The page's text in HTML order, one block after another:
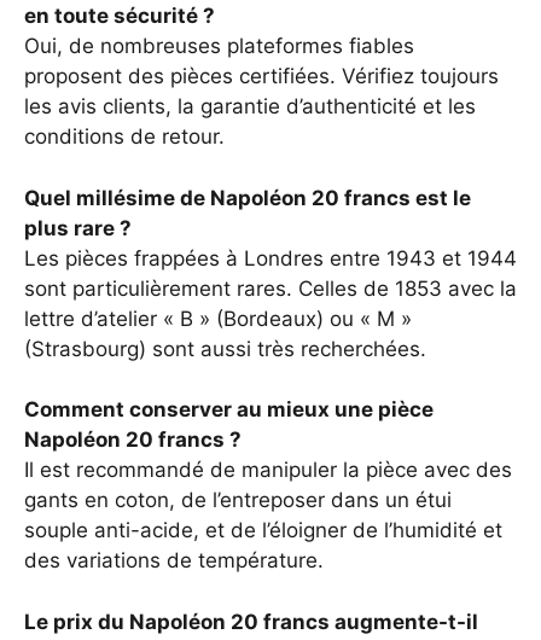
en toute sécurité ?
Oui, de nombreuses plateformes fiables
proposent des pièces certifiées. Vérifiez toujours
les avis clients, la garantie d’authenticité et les
conditions de retour.
Quel millésime de Napoléon 20 francs est le
plus rare ?
Les pièces frappées à Londres entre 1943 et 1944
sont particulièrement rares. Celles de 1853 avec la
lettre d’atelier « B » (Bordeaux) ou « M »
(Strasbourg) sont aussi très recherchées.
Comment conserver au mieux une pièce
Napoléon 20 francs ?
Il est recommandé de manipuler la pièce avec des
gants en coton, de l’entreposer dans un étui
souple anti-acide, et de l’éloigner de l’humidité et
des variations de température.
Le prix du Napoléon 20 francs augmente-t-il